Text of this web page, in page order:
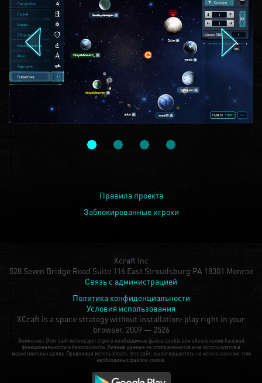
Правила проекта
Заблокированные игроки
Xcraft Inc
528 Seven Bridge Road Suite 116 East Stroudsburg PA 18301 Monroe
Связь с администрацией
Политика конфиденциальности
Условия использования
XCraft is a space strategy without installation: play right in your
browser. 2009 — 2526
Внимание: Этот сайт использует строго необходимые файлы cookie для обеспечения базовой
функциональности и безопасности. Личные данные не отслеживаются и не используются в
маркетинговых целях. Продолжая использовать этот сайт, вы соглашаетесь на использование этих
необходимых файлов cookie.